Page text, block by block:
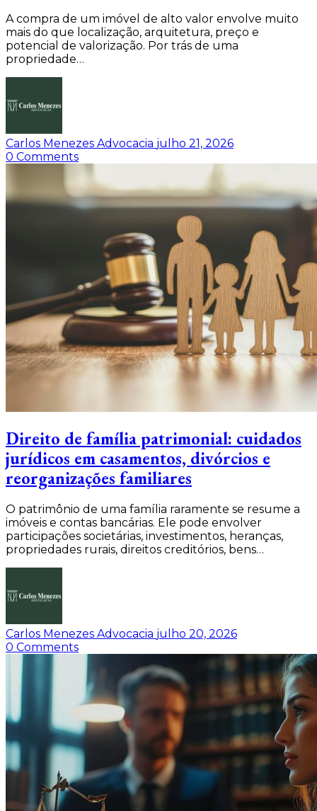
A compra de um imóvel de alto valor envolve muito
mais do que localização, arquitetura, preço e
potencial de valorização. Por trás de uma
propriedade…
Carlos Menezes Advocacia julho 21, 2026
0 Comments
Direito de família patrimonial: cuidados
jurídicos em casamentos, divórcios e
reorganizações familiares
O patrimônio de uma família raramente se resume a
imóveis e contas bancárias. Ele pode envolver
participações societárias, investimentos, heranças,
propriedades rurais, direitos creditórios, bens…
Carlos Menezes Advocacia julho 20, 2026
0 Comments